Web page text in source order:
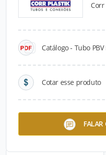
Corr
Catálogo - Tubo
Cotar esse produto
FALAR
Catálogos
Tubo PVC-O Esgoto PN 12,5